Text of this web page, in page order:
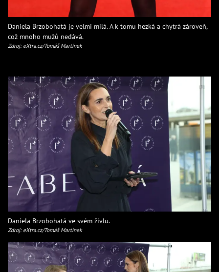
Daniela Brzobohatá je velmi milá. A k tomu hezká a chytrá zároveň,
což mnoho mužů nedává.
Zdroj: eXtra.cz/Tomáš Martínek
Daniela Brzobohatá ve svém živlu.
Zdroj: eXtra.cz/Tomáš Martínek